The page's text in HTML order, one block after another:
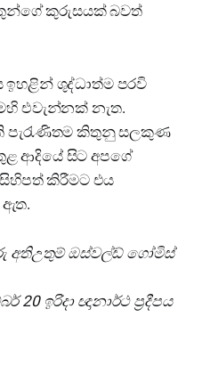
කුරුසයක් බවත්
ශුද්ධාත්ම පරවි
එවැන්නක් නැත.
පැරැණිතම කිතුනු සලකුණ
ආදියේ සිට අපගේ
කිරීමට එය
අතිඋතුම් ඔස්වල්ඩ් ගෝමිස්
20 ඉරිදා ඥානාර්ථ ප්‍රදීපය